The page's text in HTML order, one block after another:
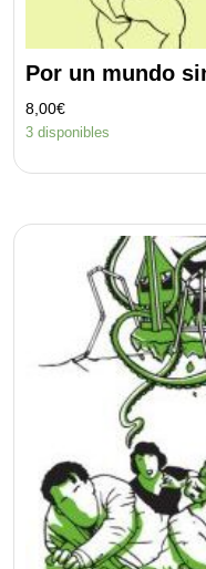
Por un mundo
8,00€
3 disponibles